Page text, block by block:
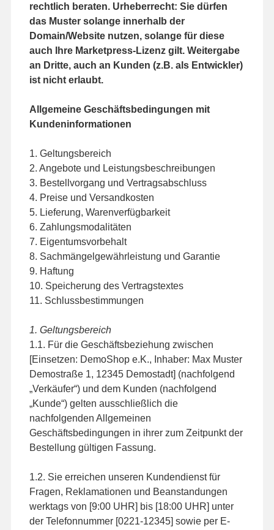
rechtlich beraten. Urheberrecht: Sie dürfen
das Muster solange innerhalb der
Domain/Website nutzen, solange für diese
auch Ihre Marketpress-Lizenz gilt. Weitergabe
an Dritte, auch an Kunden (z.B. als Entwickler)
ist nicht erlaubt.
Allgemeine Geschäftsbedingungen mit
Kundeninformationen
1. Geltungsbereich
2. Angebote und Leistungsbeschreibungen
3. Bestellvorgang und Vertragsabschluss
4. Preise und Versandkosten
5. Lieferung, Warenverfügbarkeit
6. Zahlungsmodalitäten
7. Eigentumsvorbehalt
8. Sachmängelgewährleistung und Garantie
9. Haftung
10. Speicherung des Vertragstextes
11. Schlussbestimmungen
1. Geltungsbereich
1.1. Für die Geschäftsbeziehung zwischen
[Einsetzen: DemoShop e.K., Inhaber: Max Muster
Demostraße 1, 12345 Demostadt] (nachfolgend
„Verkäufer“) und dem Kunden (nachfolgend
„Kunde“) gelten ausschließlich die
nachfolgenden Allgemeinen
Geschäftsbedingungen in ihrer zum Zeitpunkt der
Bestellung gültigen Fassung.
1.2. Sie erreichen unseren Kundendienst für
Fragen, Reklamationen und Beanstandungen
werktags von [9:00 UHR] bis [18:00 UHR] unter
der Telefonnummer [0221-12345] sowie per E-